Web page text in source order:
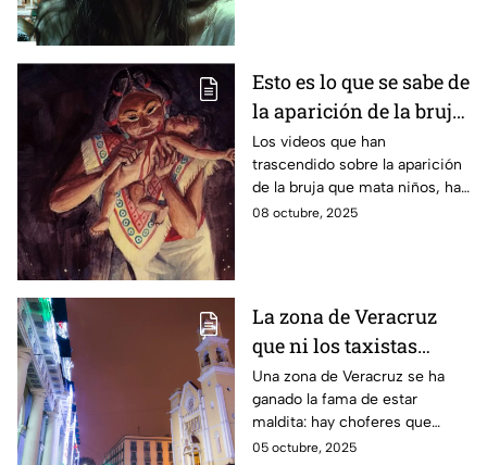
Esto es lo que se sabe de
la aparición de la bruja
vampiro en el Edomex
Los videos que han
trascendido sobre la aparición
de la bruja que mata niños, ha
generado una gran
08 octubre, 2025
La zona de Veracruz
que ni los taxistas
quieren visitar después
de medianoche
Una zona de Veracruz se ha
ganado la fama de estar
maldita: hay choferes que
prefieren no entrar después de
05 octubre, 2025